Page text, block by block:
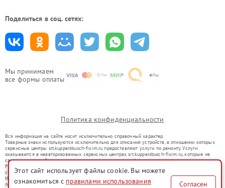
Мы принимаем
все формы оплаты
Поделиться в соц. сетях:
Политика конфиденциальности
Вся информация на сайте носит исключительно справочный характер.
Товарные знаки используются исключительно для описания устройств, в отношении которых
сервисные центры srt.kuppersbusch-fixim.ru предоставляют услуги по ремонту. Услуги
оказываются в неавторизованных сервисных центрах srt.kuppersbusch-fixim.ru, которые не
связаны с правообладателями товарных знаков или их официальными представителями.
Ремонт осуществляется для устройств, уже введенных в гражданский оборот в соответствии
со статьей 1487 ГК РФ.
Использование товарных знаков не преследует цели индивидуализации услуг или введения
потребителей в заблуждение, а служит для информирования о предоставляемых услугах по
Этот сайт использует файлы cookie. Вы можете
ознакомиться с правилами использования
Согласен